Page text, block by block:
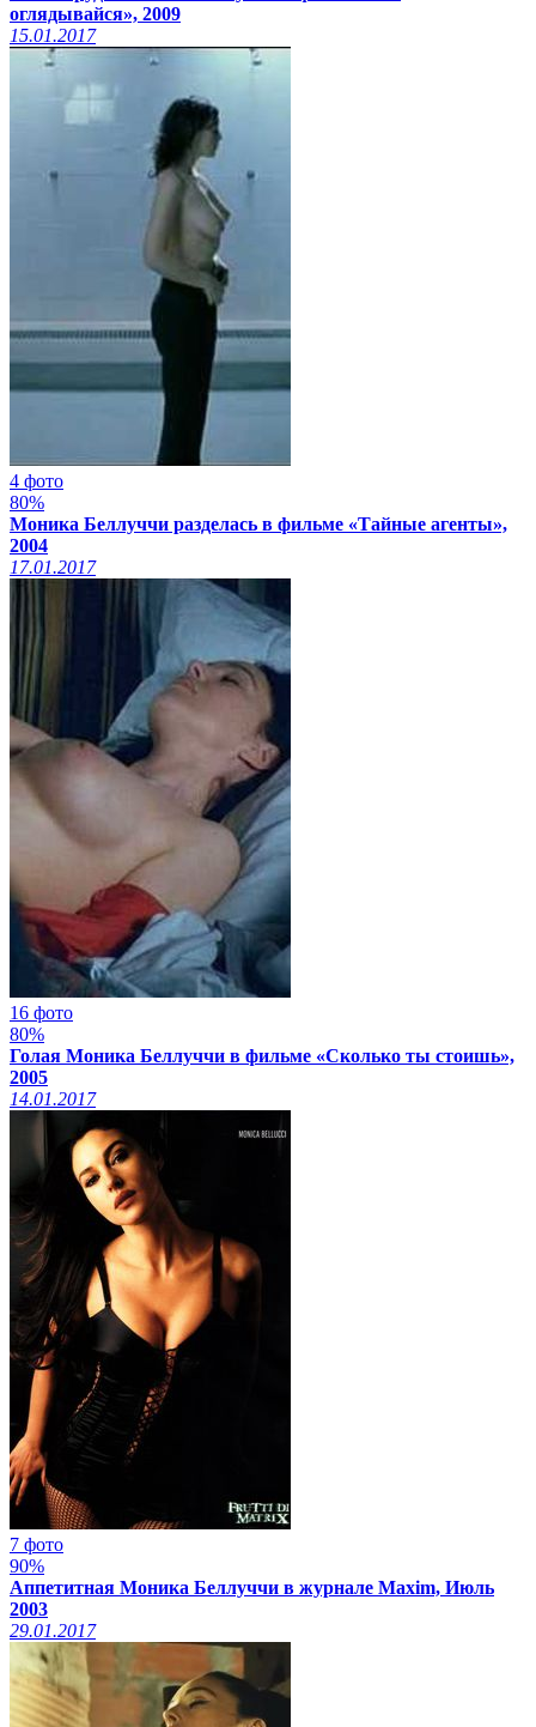
оглядывайся», 2009
15.01.2017
4 фото
80%
Моника Беллуччи разделась в фильме «Тайные агенты»,
2004
17.01.2017
16 фото
80%
Голая Моника Беллуччи в фильме «Сколько ты стоишь»,
2005
14.01.2017
7 фото
90%
Аппетитная Моника Беллуччи в журнале Maxim, Июль
2003
29.01.2017